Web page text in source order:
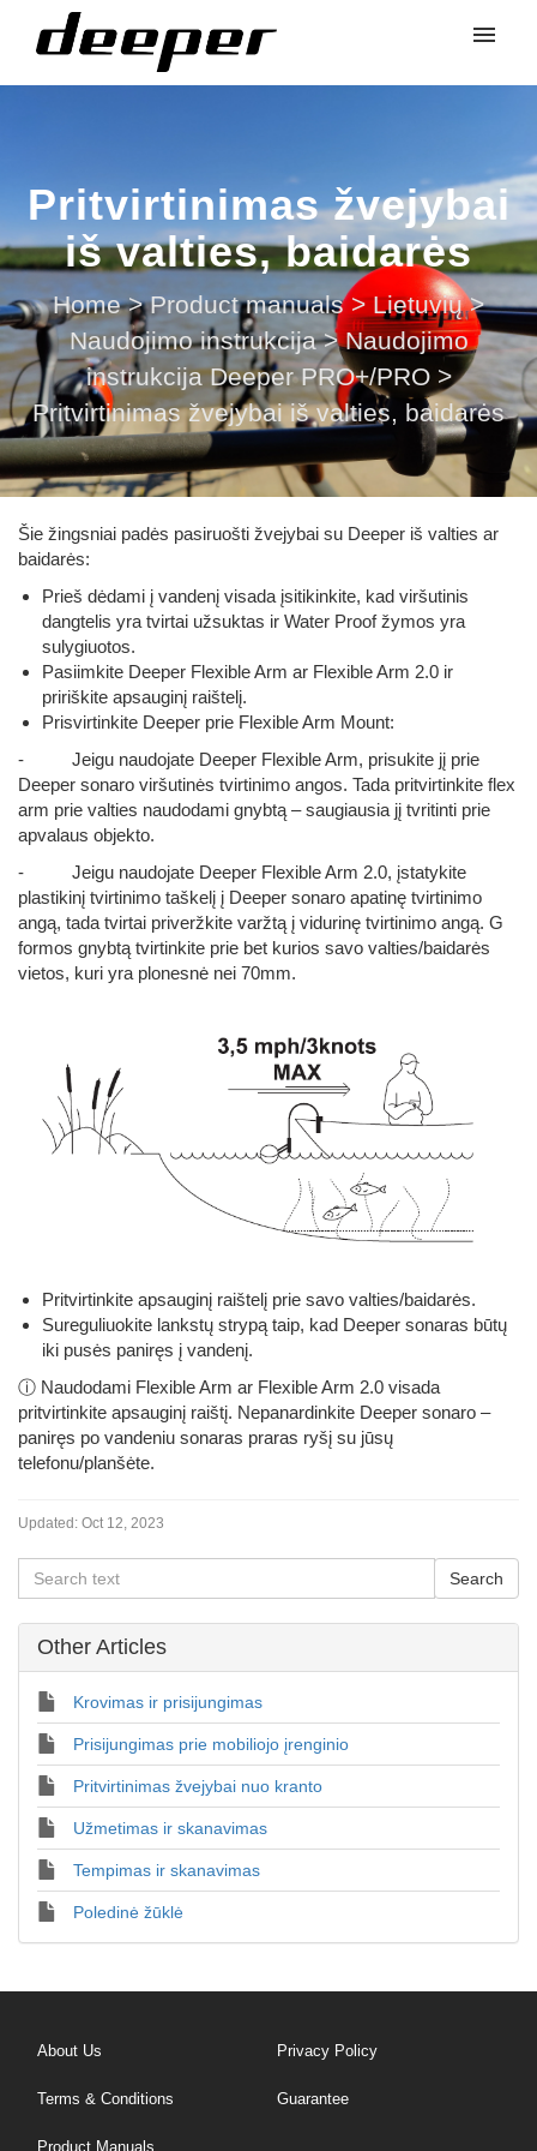
Pritvirtinimas žvejybai
iš valties, baidarės
Home > Product manuals > Lietuvių >
Naudojimo instrukcija > Naudojimo
instrukcija Deeper PRO+/PRO >
Pritvirtinimas žvejybai iš valties, baidarės
Šie žingsniai padės pasiruošti žvejybai su Deeper iš valties ar
baidarės:
Prieš dėdami į vandenį visada įsitikinkite, kad viršutinis
dangtelis yra tvirtai užsuktas ir Water Proof žymos yra
sulygiuotos.
Pasiimkite Deeper Flexible Arm ar Flexible Arm 2.0 ir
pririškite apsauginį raištelį.
Prisvirtinkite Deeper prie Flexible Arm Mount:
- Jeigu naudojate Deeper Flexible Arm, prisukite jį prie
Deeper sonaro viršutinės tvirtinimo angos. Tada pritvirtinkite flex
arm prie valties naudodami gnybtą – saugiausia jį tvritinti prie
apvalaus objekto.
- Jeigu naudojate Deeper Flexible Arm 2.0, įstatykite
plastikinį tvirtinimo taškelį į Deeper sonaro apatinę tvirtinimo
angą, tada tvirtai priveržkite varžtą į vidurinę tvirtinimo angą. G
formos gnybtą tvirtinkite prie bet kurios savo valties/baidarės
vietos, kuri yra plonesnė nei 70mm.
Pritvirtinkite apsauginį raištelį prie savo valties/baidarės.
Sureguliuokite lankstų strypą taip, kad Deeper sonaras būtų
iki pusės paniręs į vandenį.
ⓘ Naudodami Flexible Arm ar Flexible Arm 2.0 visada
pritvirtinkite apsauginį raištį. Nepanardinkite Deeper sonaro –
paniręs po vandeniu sonaras praras ryšį su jūsų
telefonu/planšėte.
Updated: Oct 12, 2023
Other Articles
Krovimas ir prisijungimas
Prisijungimas prie mobiliojo įrenginio
Pritvirtinimas žvejybai nuo kranto
Užmetimas ir skanavimas
Tempimas ir skanavimas
Poledinė žūklė
About Us Privacy Policy
Terms & Conditions Guarantee
Product Manuals